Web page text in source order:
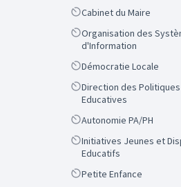
ScopeCabinet du Maire
Scope
Organisation des Systèmes
d'Information
ScopeDémocratie Locale
Scope
Direction des Politiques
Educatives
ScopeAutonomie PA/PH
Scope
Initiatives Jeunes et Dispositifs
Educatifs
ScopePetite Enfance